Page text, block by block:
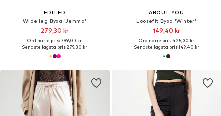
EDITED
Wide leg Byxa 'Jemma'
279,30 kr
Ordinarie pris: 799,00 kr
Senaste lägsta pris:279,30 kr
ABOUT YOU
Loosefit Byxa 'Winter'
149,40 kr
Ordinarie pris: 425,00 kr
Senaste lägsta pris:149,40 kr